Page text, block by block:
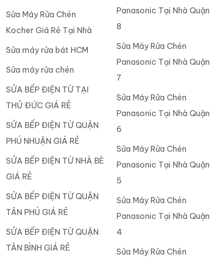
Sửa Máy Rửa Chén
Kocher Giá Rẻ Tại Nhà
Sửa máy rửa bát HCM
Sửa máy rửa chén
SỬA BẾP ĐIỆN TỪ TẠI
THỦ ĐỨC GIÁ RẺ
SỬA BẾP ĐIỆN TỪ QUẬN
PHÚ NHUẬN GIÁ RẺ
SỬA BẾP ĐIỆN TỪ NHÀ BÈ
GIÁ RẺ
SỬA BẾP ĐIỆN TỪ QUẬN
TÂN PHÚ GIÁ RẺ
SỬA BẾP ĐIỆN TỪ QUẬN
TÂN BÌNH GIÁ RẺ
Panasonic Tại Nhà Quận
8
Sửa Máy Rửa Chén
Panasonic Tại Nhà Quận
7
Sửa Máy Rửa Chén
Panasonic Tại Nhà Quận
6
Sửa Máy Rửa Chén
Panasonic Tại Nhà Quận
5
Sửa Máy Rửa Chén
Panasonic Tại Nhà Quận
4
Sửa Máy Rửa Chén